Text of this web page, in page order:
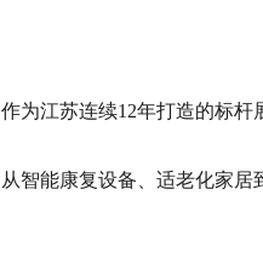
作为江苏连续12年打造的标杆
从智能康复设备、适老化家